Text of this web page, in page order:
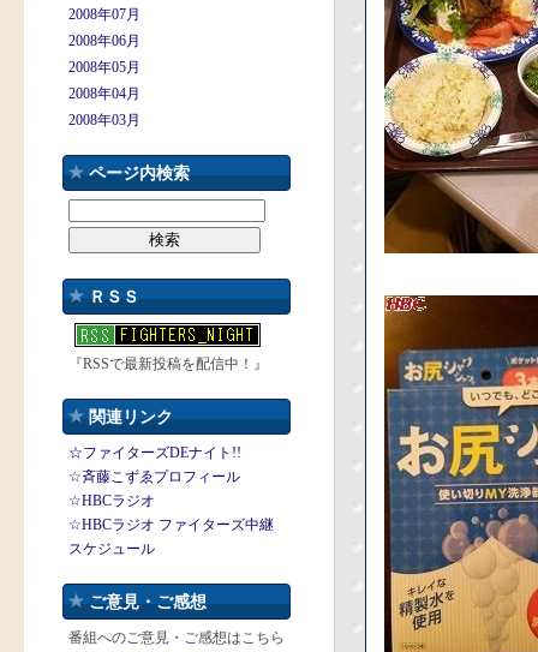
2008年07月
2008年06月
2008年05月
2008年04月
2008年03月
ページ内検索
ＲＳＳ
『RSSで最新投稿を配信中！』
関連リンク
☆ファイターズDEナイト!!
☆斉藤こずゑプロフィール
☆HBCラジオ
☆HBCラジオ ファイターズ中継
スケジュール
ご意見・ご感想
番組へのご意見・ご感想はこちら